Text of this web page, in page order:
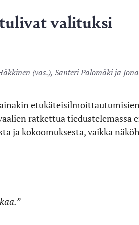
valituksi
(vas.), Santeri Palomäki ja
ratkettua tiedustelemassa
ja kokoomuksesta, vaikka